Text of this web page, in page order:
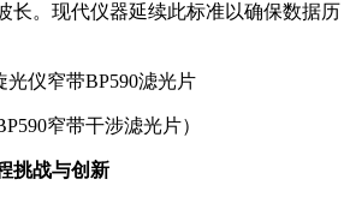
长。现代仪器延续此标准以确保数据历
窄带干涉滤光片）
挑战与创新